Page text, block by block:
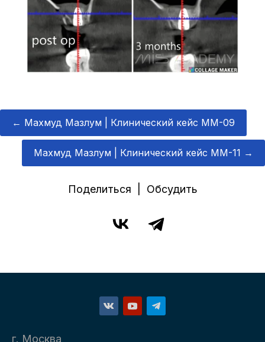
← Махмуд Мазлум | Клинический кейс MM-09
Махмуд Мазлум | Клинический кейс MM-11 →
Поделиться | Обсудить
г. Москва